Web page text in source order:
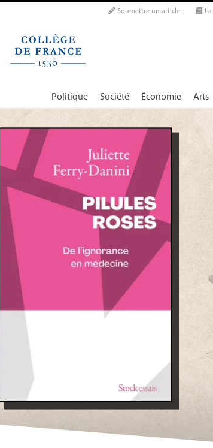
Soumettre un article
Politique Société Économie Arts